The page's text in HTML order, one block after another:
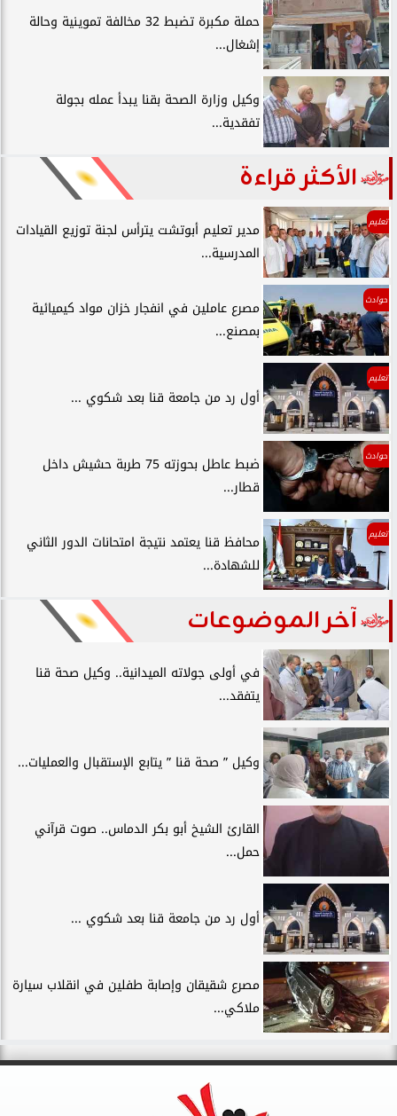
حملة مكبرة تضبط 32 مخالفة تموينية وحالة
إشغال...
وكيل وزارة الصحة بقنا يبدأ عمله بجولة
تفقدية...
الأكثر قراءة
تعليم
مدير تعليم أبوتشت يترأس لجنة توزيع القيادات
المدرسية...
حوادث
مصرع عاملين في انفجار خزان مواد كيميائية
بمصنع...
تعليم
أول رد من جامعة قنا بعد شكوي ...
حوادث
ضبط عاطل بحوزته 75 طربة حشيش داخل
قطار...
تعليم
محافظ قنا يعتمد نتيجة امتحانات الدور الثاني
للشهادة...
آخر الموضوعات
في أولى جولاته الميدانية.. وكيل صحة قنا
يتفقد...
وكيل ” صحة قنا ” يتابع الإستقبال والعمليات...
القارئ الشيخ أبو بكر الدماس.. صوت قرآني
حمل...
أول رد من جامعة قنا بعد شكوي ...
مصرع شقيقان وإصابة طفلين في انقلاب سيارة
ملاكي...